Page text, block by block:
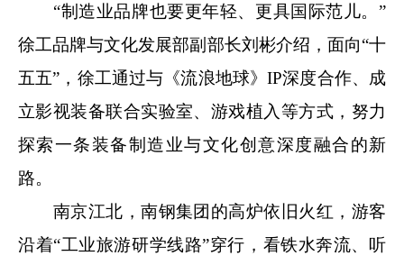
“制造业品牌也要更年轻、更具国际范儿。”
徐工品牌与文化发展部副部长刘彬介绍，面向“十
五五”，徐工通过与《流浪地球》IP深度合作、成
立影视装备联合实验室、游戏植入等方式，努力
探索一条装备制造业与文化创意深度融合的新
路。
南京江北，南钢集团的高炉依旧火红，游客
沿着“工业旅游研学线路”穿行，看铁水奔流、听